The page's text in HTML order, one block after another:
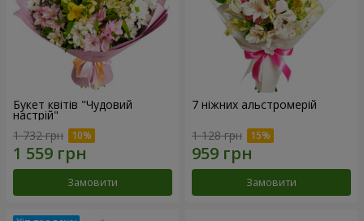
Букет квітів "Чудовий
настрій"
1 732 грн
Замовити
7 ніжних альстромерій
1 128 грн
Замовити